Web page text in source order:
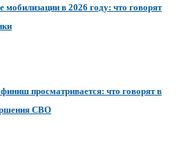
мобилизации в 2026 году: что говорят
просматривается: что говорят в
СВО